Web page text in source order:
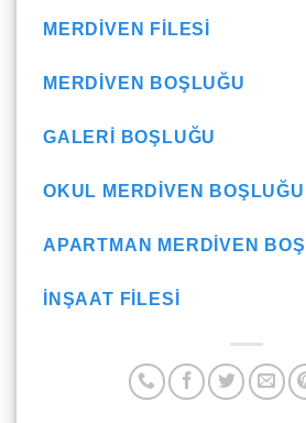
MERDIVEN FILESI
MERDIVEN BOŞLUĞU
GALERI BOŞLUĞU
OKUL MERDIVEN BOŞLUĞU
APARTMAN MERDIVEN
İNŞAAT FILESI